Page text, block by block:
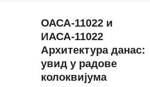
ОАСА-11022 и
ИАСА-11022
Архитектура данас:
увид у радове
колоквијума